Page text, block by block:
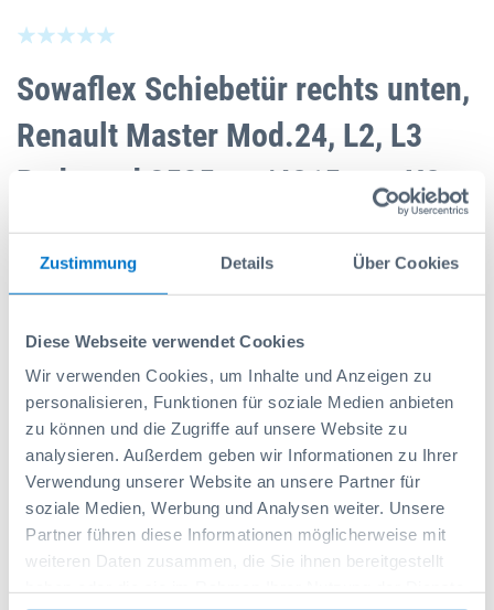
Zustimmung Details Über Cookies
Diese Webseite verwendet Cookies
Wir verwenden Cookies, um Inhalte und Anzeigen zu
personalisieren, Funktionen für soziale Medien anbieten
zu können und die Zugriffe auf unsere Website zu
analysieren. Außerdem geben wir Informationen zu Ihrer
Verwendung unserer Website an unsere Partner für
soziale Medien, Werbung und Analysen weiter. Unsere
Partner führen diese Informationen möglicherweise mit
weiteren Daten zusammen, die Sie ihnen bereitgestellt
Sowaflex Schiebetür rechts unten,
Renault Master Mod.24, L2, L3
Radstand 3585mm/4215mm, H2
H3
Artikelnr 100R071919
Matchcode SWREMA24
91,15 CHF
Exkl. MwSt.
Listenpreis: 93,00 CHF
- +
In den Warenkorb
Anfang
Bildgalerie